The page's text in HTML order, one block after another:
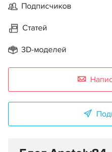
Подписчиков
Статей
3D-моделей